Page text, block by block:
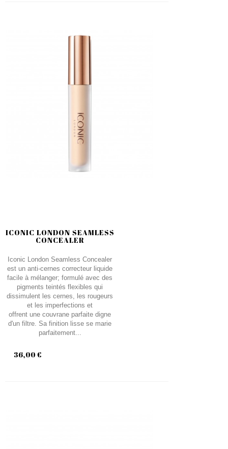
ICONIC LONDON SEAMLESS
CONCEALER
Iconic London Seamless Concealer
est un anti-cernes correcteur liquide
facile à mélanger; formulé avec des
pigments teintés flexibles qui
dissimulent les cernes, les rougeurs
et les imperfections et
offrent une couvrane parfaite digne
d'un filtre. Sa finition lisse se marie
parfaitement...
36,00 €